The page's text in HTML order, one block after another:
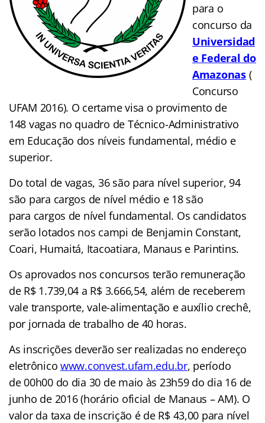
para o
concurso da
Universidad
e Federal do
Amazonas(
Concurso
UFAM 2016). O certame visa o provimento de
148 vagas no quadro de Técnico-Administrativo
em Educação dos níveis fundamental, médio e
superior.
Do total de vagas, 36 são para nível superior, 94
são para cargos de nível médio e 18 são
para cargos de nível fundamental. Os candidatos
serão lotados nos campi de Benjamin Constant,
Coari, Humaitá, Itacoatiara, Manaus e Parintins.
Os aprovados nos concursos terão remuneração
de R$ 1.739,04 a R$ 3.666,54, além de receberem
vale transporte, vale-alimentação e auxílio crechê,
por jornada de trabalho de 40 horas.
As inscrições deverão ser realizadas no endereço
eletrônicowww.convest.ufam.edu.br, período
de 00h00 do dia 30 de maio às 23h59 do dia 16 de
junho de 2016 (horário oficial de Manaus – AM). O
valor da taxa de inscrição é de R$ 43,00 para nível